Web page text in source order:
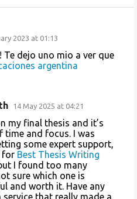
2023 at 01:13
Te dejo uno mio a ver que
argentina
14 May 2025 at 04:21
my final thesis and it’s
time and focus. I was
some expert support,
for Best Thesis Writing
but I found too many
sure which one is
and worth it. Have any
service that really made a